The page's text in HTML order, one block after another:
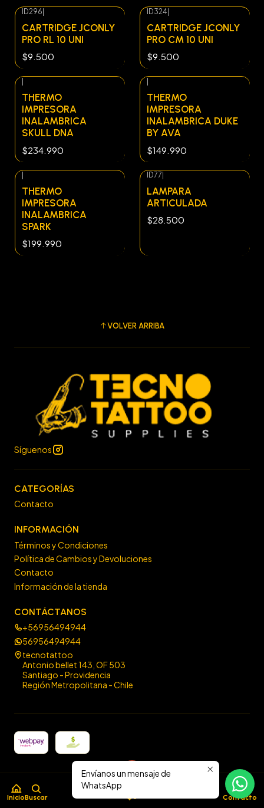
InicioBuscar
0
$0 Contacto
ID296
CARTRIDGE JCONLY
PRO RL 10 UNI
$9.500
ID324
CARTRIDGE JCONLY
PRO CM 10 UNI
$9.500
THERMO
IMPRESORA
INALAMBRICA
SKULL DNA
$234.990
THERMO
IMPRESORA
INALAMBRICA DUKE
BY AVA
$149.990
|
THERMO
IMPRESORA
INALAMBRICA
SPARK
$199.990
ID77|
LAMPARA
ARTICULADA
$28.500
VOLVER ARRIBA
Síguenos
CATEGORÍAS
Contacto
INFORMACIÓN
Términos y Condiciones
Política de Cambios y Devoluciones
Contacto
Información de la tienda
CONTÁCTANOS
+56956494944
56956494944
tecnotattoo
Antonio bellet 143, OF 503
Santiago - Providencia
Región Metropolitana - Chile
2026 Tecno Tattoo.
Todos los derechos reservados. Diseño por
Estudio Impulsa.
Envíanos un mensaje de
WhatsApp